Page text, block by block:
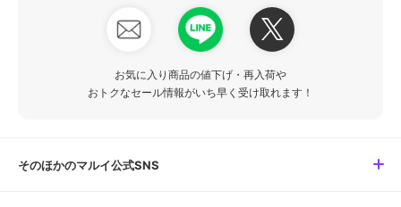
お気に入り商品の値下げ・再入荷や
おトクなセール情報がいち早く受け取れます！
そのほかのマルイ公式SNS